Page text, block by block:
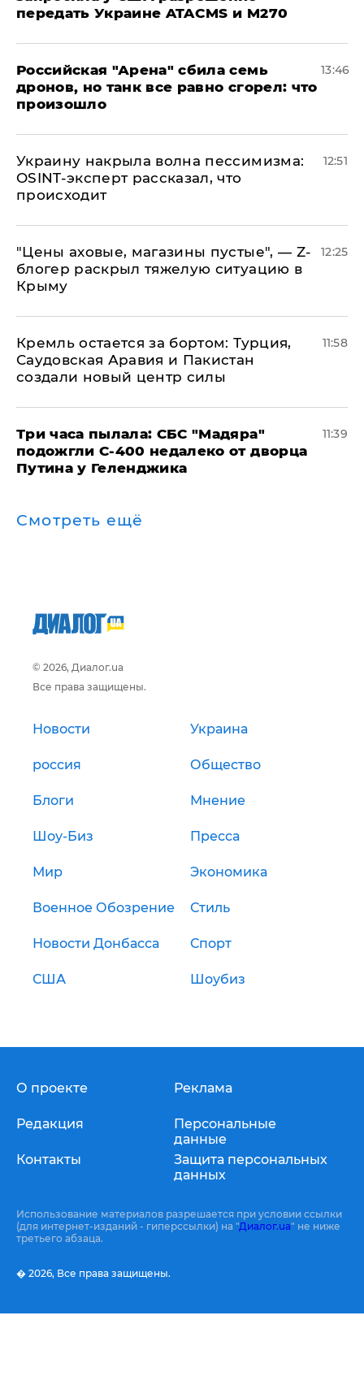
передать Украине ATACMS и M270
​Российская "Арена" сбила семь
дронов, но танк все равно сгорел: что
произошло
13:46
​Украину накрыла волна пессимизма:
OSINT-эксперт рассказал, что
происходит
12:51
​"Цены аховые, магазины пустые", — Z-
блогер раскрыл тяжелую ситуацию в
Крыму
12:25
​Кремль остается за бортом: Турция,
Саудовская Аравия и Пакистан
создали новый центр силы
11:58
Три часа пылала: СБС "Мадяра"
подожгли С-400 недалеко от дворца
Путина у Геленджика
11:39
Смотреть ещё
© 2026, Диалог.ua
Все права защищены.
Новости Украина
россия Общество
Блоги Мнение
Шоу-Биз Пресса
Мир Экономика
Военное Обозрение Стиль
Новости Донбасса Спорт
США Шоубиз
О проекте
Редакция
Контакты
Реклама
Персональные
данные
Защита персональных
данных
Использование материалов разрешается при условии ссылки
(для интернет-изданий - гиперссылки) на "Диалог.ua" не ниже
третьего абзаца.
� 2026, Все права защищены.